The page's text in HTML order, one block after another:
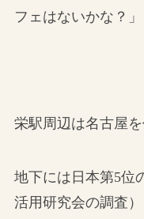
フェはないかな？」
栄駅周辺は名古屋を
地下には日本第5位
活用研究会の調査